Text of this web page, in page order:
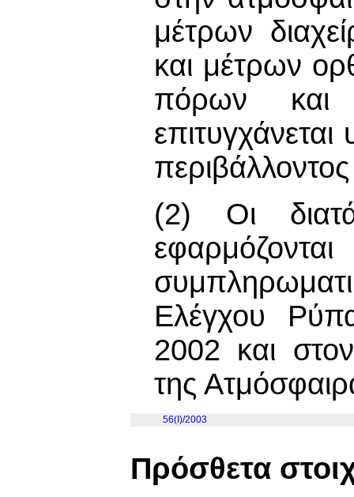
μέτρων
και μέτρων
πόρων και
(2) Οι
Ελέγχου
2002 και
της
56(I)/2003
Πρόσθετα